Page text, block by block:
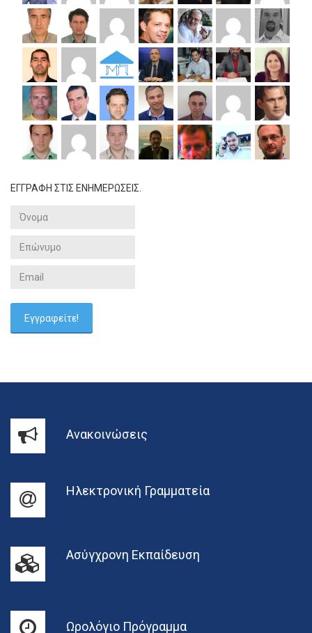
ΕΓΓΡΑΦΗ ΣΤΙΣ ΕΝΗΜΕΡΩΣΕΙΣ.
Ανακοινώσεις
Ηλεκτρονική Γραμματεία
Ασύγχρονη Εκπαίδευση
Ωρολόγιο Πρόγραμμα